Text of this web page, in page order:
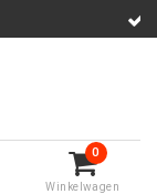
0
Winkelwagen